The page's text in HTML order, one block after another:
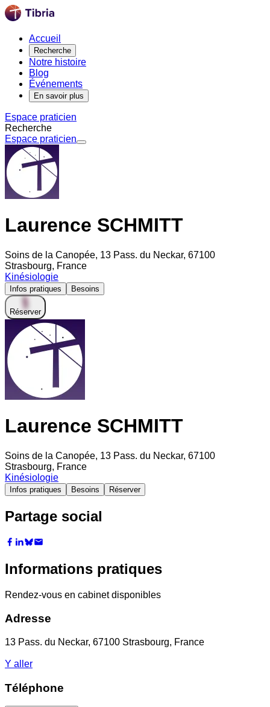
Accueil
Recherche
Notre histoire
Blog
Événements
En savoir plus
Espace praticien
Recherche
Espace praticien
Laurence SCHMITT
Soins de la Canopée, 13 Pass. du Neckar, 67100
Strasbourg, France
Kinésiologie
Infos pratiques Besoins
Réserver
Laurence SCHMITT
Soins de la Canopée, 13 Pass. du Neckar, 67100
Strasbourg, France
Kinésiologie
Infos pratiques Besoins Réserver
Partage social
Informations pratiques
Rendez-vous en cabinet disponibles
Adresse
13 Pass. du Neckar, 67100 Strasbourg, France
Y aller
Téléphone